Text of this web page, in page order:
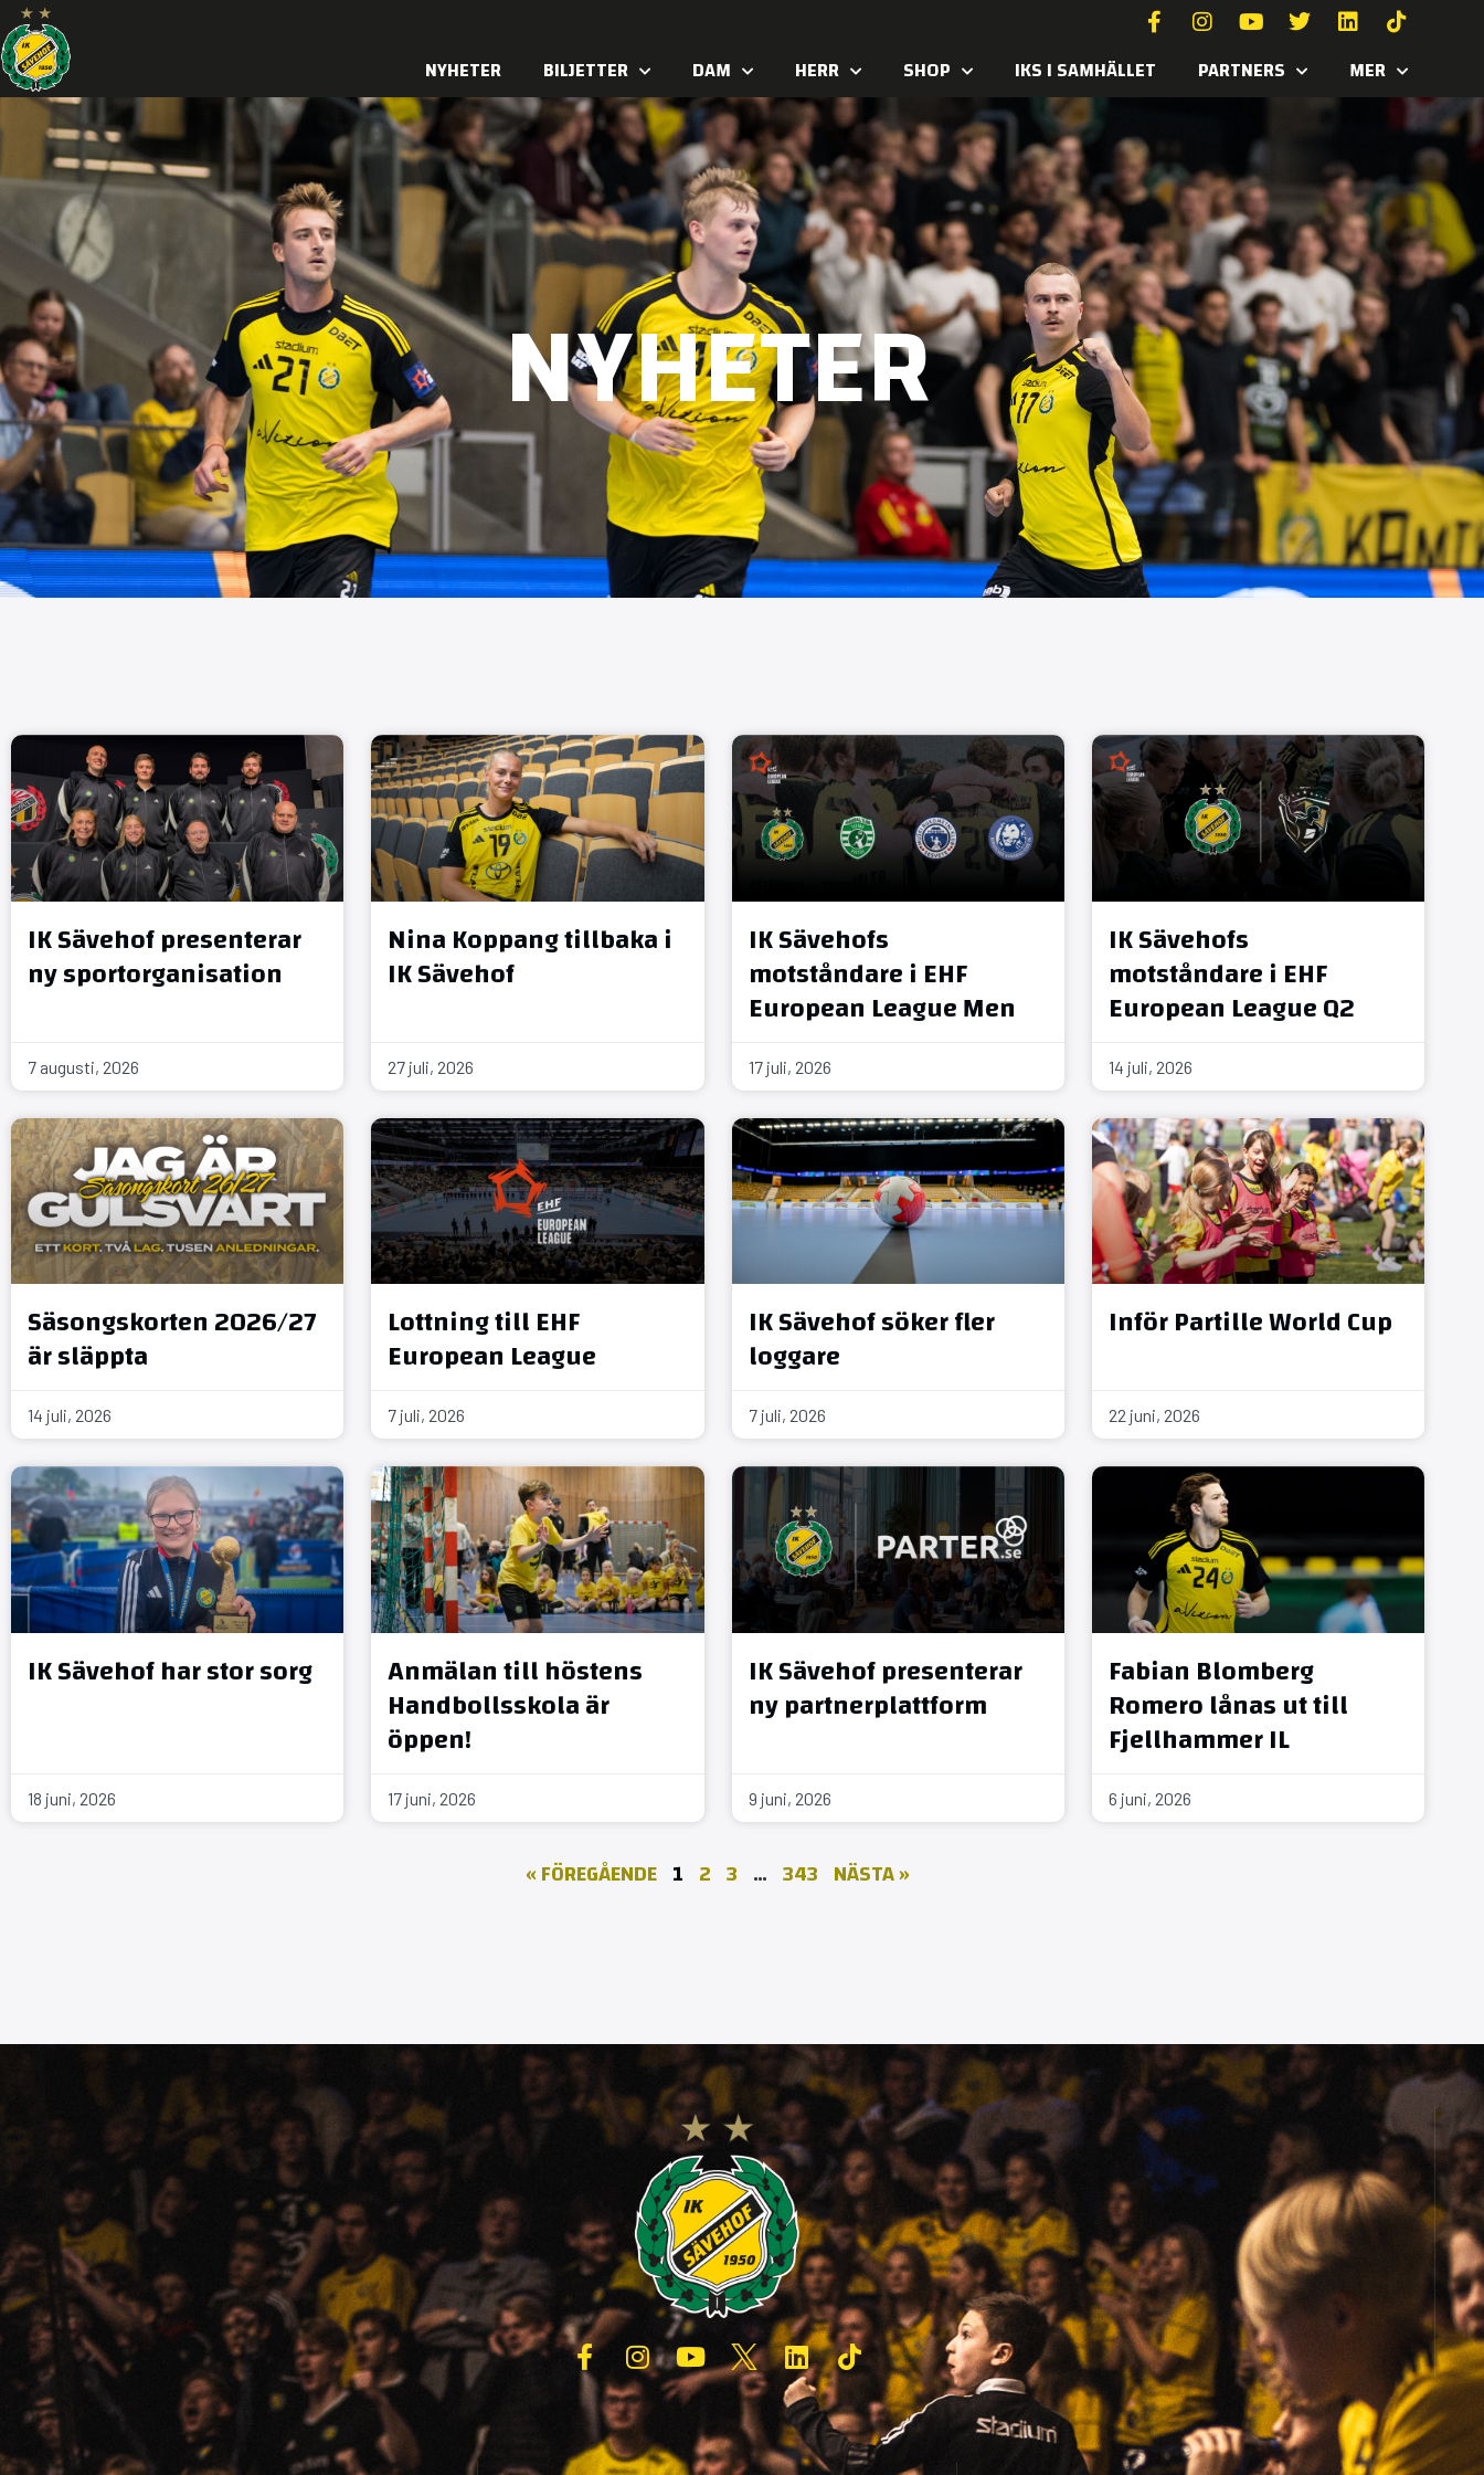
NYHETER BILJETTER DAM HERR SHOP IKS I SAMHÄLLET PARTNERS MER
NYHETER
IK Sävehof presenterar
ny sportorganisation
7 augusti, 2026
Nina Koppang tillbaka i
IK Sävehof
27 juli, 2026
IK Sävehofs
motståndare i EHF
European League Men
17 juli, 2026
IK Sävehofs
motståndare i EHF
European League Q2
14 juli, 2026
Säsongskorten 2026/27
är släppta
14 juli, 2026
Lottning till EHF
European League
7 juli, 2026
IK Sävehof söker fler
loggare
7 juli, 2026
Inför Partille World Cup
22 juni, 2026
IK Sävehof har stor sorg
18 juni, 2026
Anmälan till höstens
Handbollsskola är
öppen!
17 juni, 2026
IK Sävehof presenterar
ny partnerplattform
9 juni, 2026
Fabian Blomberg
Romero lånas ut till
Fjellhammer IL
6 juni, 2026
« FÖREGÅENDE 1 2 3 … 343 NÄSTA »